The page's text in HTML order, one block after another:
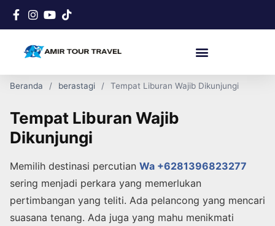
Beranda berastagi Tempat Liburan Wajib Dikunjungi
Tempat Liburan Wajib
Dikunjungi
Memilih destinasi percutian Wa +6281396823277
sering menjadi perkara yang memerlukan
pertimbangan yang teliti. Ada pelancong yang mencari
suasana tenang. Ada juga yang mahu menikmati